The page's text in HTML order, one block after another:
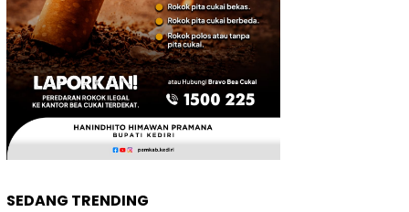
SEDANG TRENDING